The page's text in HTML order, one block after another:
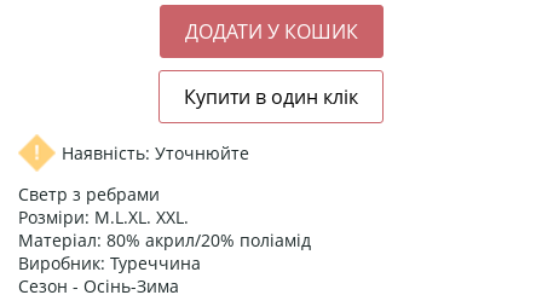
Наявність: Уточнюйте
Светр з ребрами
Розміри: M.L.XL. XXL.
Матеріал: 80% акрил/20% поліамід
Виробник: Туреччина
Сезон - Осінь-Зима